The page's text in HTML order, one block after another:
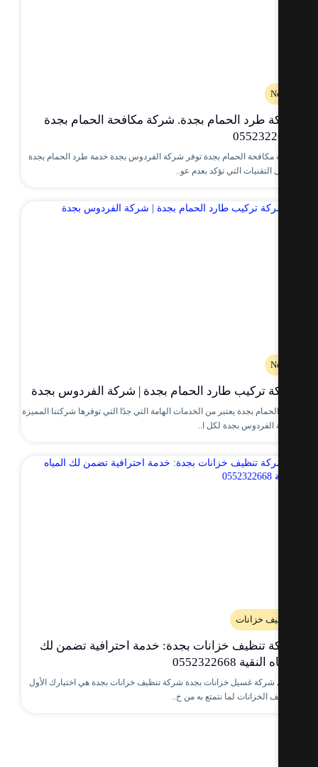
طرد الحمام بجدة. شركة مكافحة الحمام بجدة
الحمام بجدة توفر شركة الفردوس بجدة خدمة طرد الحمام بجدة
التقنيات التي تؤكد بعدم عو..
تركيب طارد الحمام بجدة | شركة الفردوس بجدة
بجدة يعتبر من الخدمات الهامة التي جدًا التي توفرها شركتنا المميزة
بجدة لكل ا..
خزانات
تنظيف خزانات بجدة: خدمة احترافية تضمن لك
0552322668
غسيل خزانات بجدة شركة تنظيف خزانات بجدة هي اختيارك الأول
الخزانات لما نتمتع به من خ..